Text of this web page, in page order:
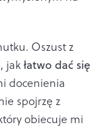
Oszust z
jakłatwo dać się
docenienia
spojrzę z
obiecuje mi